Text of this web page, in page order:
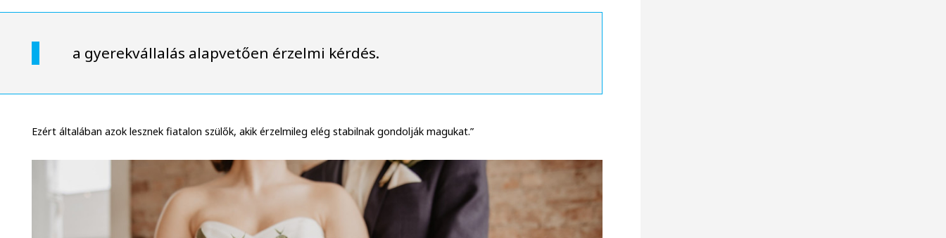
a gyerekvállalás alapvetően érzelmi kérdés.
Ezért általában azok lesznek fiatalon szülők, akik érzelmileg elég stabilnak gondolják magukat.”